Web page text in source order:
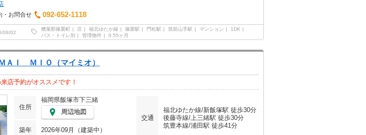
・お問合せ
092-652-1118
08/02
糟屋郡篠栗町 庄 福北ゆたか線 篠栗駅 門松駅 筑前山手駅 マンション
1DK
バス・トイレ別
管理物件 0.55ヶ月
ＡＩ ＭＩＯ（マイミオ）
店予約がオススメです！
住所
福岡県飯塚市下三緒
周辺地図
交通
福北ゆたか線/新飯塚駅 徒歩30分
後藤寺線/上三緒駅 徒歩30分
筑豊本線/浦田駅 徒歩41分
築年 2026年09月（建築中）